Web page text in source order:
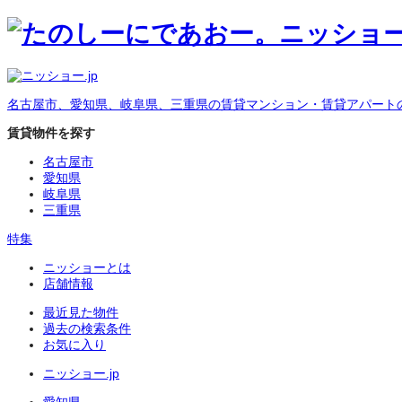
名古屋市、愛知県、岐阜県、三重県の賃貸マンション・賃貸アパート
賃貸物件を探す
名古屋市
愛知県
岐阜県
三重県
特集
ニッショーとは
店舗情報
最近見た物件
過去の検索条件
お気に入り
ニッショー.jp